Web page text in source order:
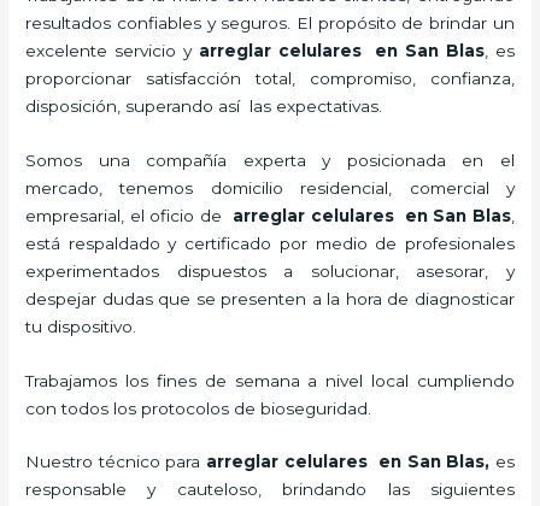
resultados confiables y seguros. El propósito de brindar un
excelente servicio y arreglar celulares en San Blas , es
proporcionar satisfacción total, compromiso, confianza,
disposición, superando así las expectativas.
Somos una compañía experta y posicionada en el
mercado, tenemos domicilio residencial, comercial y
empresarial, el oficio de arreglar celulares en San Blas,
está respaldado y certificado por medio de profesionales
experimentados dispuestos a solucionar, asesorar, y
despejar dudas que se presenten a la hora de diagnosticar
tu dispositivo.
Trabajamos los fines de semana a nivel local cumpliendo
con todos los protocolos de bioseguridad.
Nuestro técnico para arreglar celulares en San Blas, es
responsable y cauteloso, brindando las siguientes